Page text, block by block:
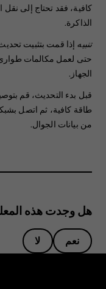
الهواتف
الهواتف
Terra M
HMD DUB
Watch
كافية، فقد تحتاج إلى
الذاكرة.
تنبيه إذا قمت بتثبيت
حتى لعمل مكالمات
الجهاز.
قبل بدء التحديث، قم
من بيانات الجوال.
هل وجدت هذه
نعم لا